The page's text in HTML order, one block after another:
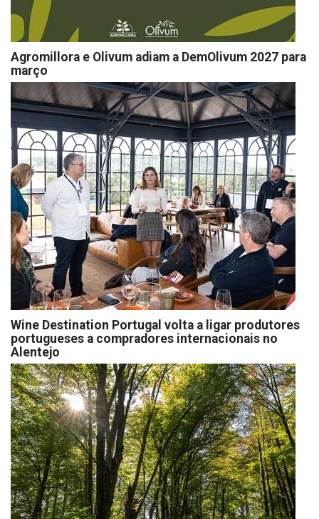
Agromillora e Olivum adiam a DemOlivum 2027 para
março
Wine Destination Portugal volta a ligar produtores
portugueses a compradores internacionais no
Alentejo